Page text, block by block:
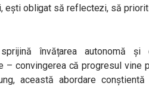
ești obligat să reflectezi, să
învățarea autonomă și
– convingerea că progresul vine
această abordare